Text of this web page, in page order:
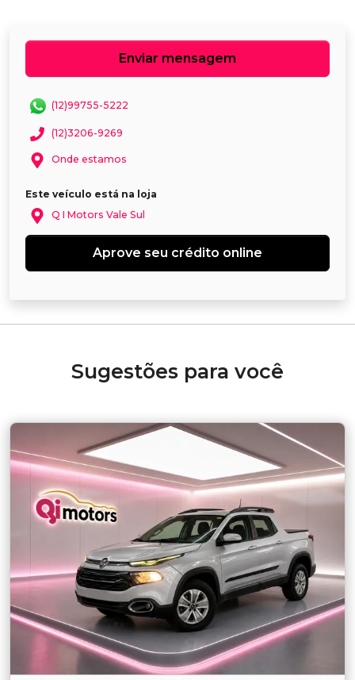
Enviar mensagem
(12)99755-5222
(12)3206-9269
Onde estamos
Este veículo está na loja
Q I Motors Vale Sul
Aprove seu crédito online
Sugestões para você